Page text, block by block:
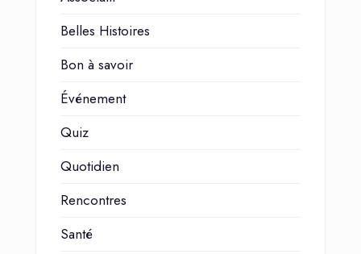
Belles Histoires
Bon à savoir
Événement
Quiz
Quotidien
Rencontres
Santé